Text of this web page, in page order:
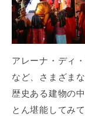
アレーナ・ディ
など、さまざま
歴史ある建物の
とん堪能してみ